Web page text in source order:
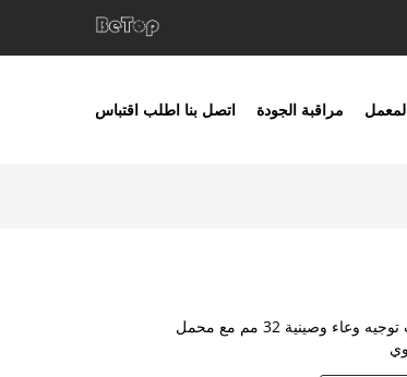
مراقبة الجودة اتصل بنا اطلب اقتباس
بت توجيه وعاء وصينية 32 مم مع محمل